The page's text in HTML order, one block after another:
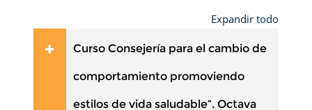
Expandir todo
Curso Consejería para el cambio de
comportamiento promoviendo
estilos de vida saludable”. Octava